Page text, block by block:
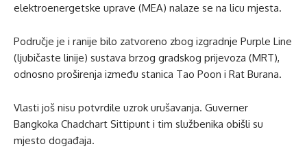
elektroenergetske uprave (MEA) nalaze se na licu mjesta.
Područje je i ranije bilo zatvoreno zbog izgradnje Purple Line
(ljubičaste linije) sustava brzog gradskog prijevoza (MRT),
odnosno proširenja između stanica Tao Poon i Rat Burana.
Vlasti još nisu potvrdile uzrok urušavanja. Guverner
Bangkoka Chadchart Sittipunt i tim službenika obišli su
mjesto događaja.